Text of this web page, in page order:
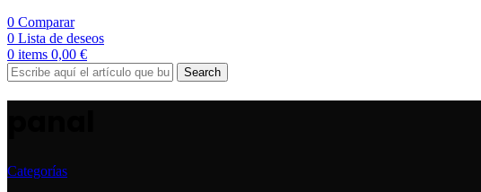
0 Comparar
0 Lista de deseos
0 items 0,00 €
Search
Categorías